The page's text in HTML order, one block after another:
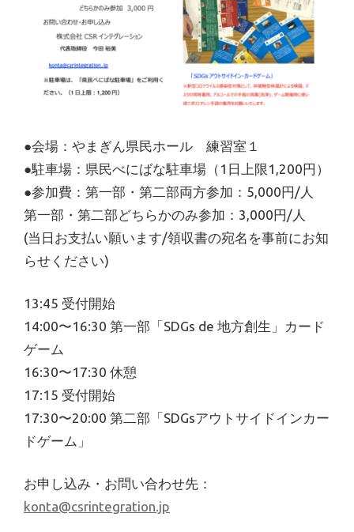
●会場：やまぎん県民ホール 練習室１
●駐車場：県民べにばな駐車場（1日上限1,200円）
●参加費：第一部・第二部両方参加：5,000円/人
第一部・第二部どちらかのみ参加：3,000円/人
(当日お支払い願います/領収書の宛名を事前にお知
らせください)
13:45 受付開始
14:00〜16:30 第一部「SDGs de 地方創生」カード
ゲーム
16:30〜17:30 休憩
17:15 受付開始
17:30〜20:00 第二部「SDGsアウトサイドインカー
ドゲーム」
お申し込み・お問い合わせ先：
konta@csrintegration.jp